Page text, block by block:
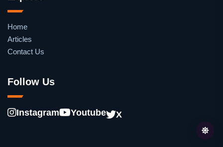
Home
Articles
Contact Us
Follow Us
Instagram Youtube X